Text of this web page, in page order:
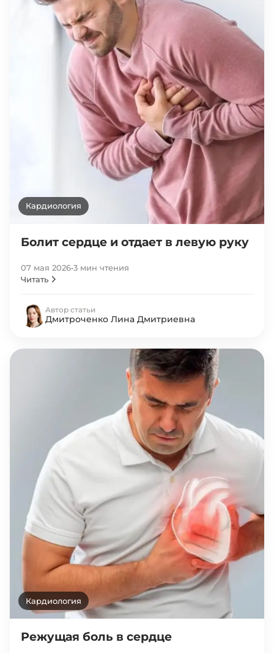
Кардиология
Болит сердце и отдает в левую руку
07 мая 2026•3 мин чтения
Читать
Автор статьи
Дмитроченко Лина Дмитриевна
Кардиология
Режущая боль в сердце